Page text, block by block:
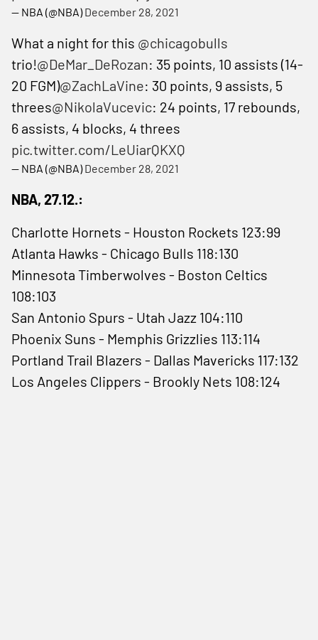
— NBA (@NBA)December 28, 2021
What a night for this @chicagobulls
trio!@DeMar_DeRozan: 35 points, 10 assists (14-
20 FGM)@ZachLaVine: 30 points, 9 assists, 5
threes@NikolaVucevic: 24 points, 17 rebounds,
6 assists, 4 blocks, 4 threes
pic.twitter.com/LeUiarQKXQ
— NBA (@NBA)December 28, 2021
NBA, 27.12.:
Charlotte Hornets - Houston Rockets 123:99
Atlanta Hawks - Chicago Bulls 118:130
Minnesota Timberwolves - Boston Celtics
108:103
San Antonio Spurs - Utah Jazz 104:110
Phoenix Suns - Memphis Grizzlies 113:114
Portland Trail Blazers - Dallas Mavericks 117:132
Los Angeles Clippers - Brookly Nets 108:124